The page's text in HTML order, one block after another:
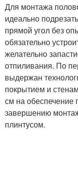
Для монтажа
идеально
прямой угол без
обязательно
желательно
отпиливания. По
выдержан
покрытием и
см на
завершению
плинтусом.